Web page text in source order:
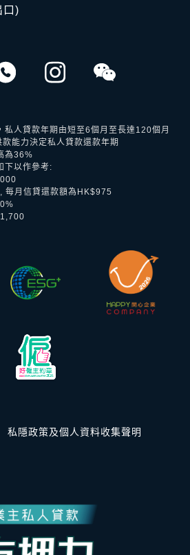
口)
私人貸款年期由短至6個月至長達120個月
能力決定私人貸款還款年期
為36%
下以作參考:
每月信貸還款額為HK$975
私隱政策及個人資料收集聲明